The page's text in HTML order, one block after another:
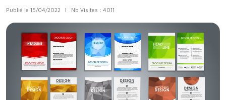
Publié le 15/04/2022 | Nb Visites : 4011